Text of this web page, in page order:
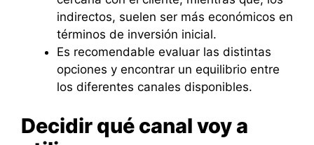
indirectos, suelen ser más económicos en
términos de inversión inicial.
Es recomendable evaluar las distintas
opciones y encontrar un equilibrio entre
los diferentes canales disponibles.
Decidir qué canal voy a